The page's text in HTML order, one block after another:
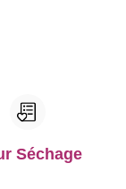
Séchage